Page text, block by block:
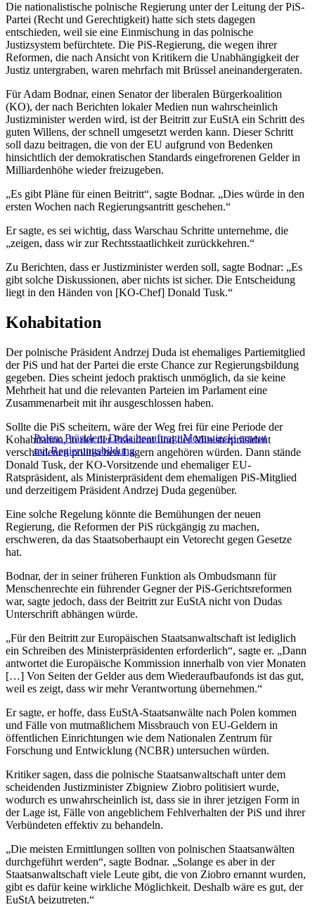
Die nationalistische polnische Regierung unter der Leitung der PiS-
Partei (Recht und Gerechtigkeit) hatte sich stets dagegen
entschieden, weil sie eine Einmischung in das polnische
Justizsystem befürchtete. Die PiS-Regierung, die wegen ihrer
Reformen, die nach Ansicht von Kritikern die Unabhängigkeit der
Justiz untergraben, waren mehrfach mit Brüssel aneinandergeraten.
Für Adam Bodnar, einen Senator der liberalen Bürgerkoalition
(KO), der nach Berichten lokaler Medien nun wahrscheinlich
Justizminister werden wird, ist der Beitritt zur EuStA ein Schritt des
guten Willens, der schnell umgesetzt werden kann. Dieser Schritt
soll dazu beitragen, die von der EU aufgrund von Bedenken
hinsichtlich der demokratischen Standards eingefrorenen Gelder in
Milliardenhöhe wieder freizugeben.
„Es gibt Pläne für einen Beitritt“, sagte Bodnar. „Dies würde in den
ersten Wochen nach Regierungsantritt geschehen.“
Er sagte, es sei wichtig, dass Warschau Schritte unternehme, die
„zeigen, dass wir zur Rechtsstaatlichkeit zurückkehren.“
Zu Berichten, dass er Justizminister werden soll, sagte Bodnar: „Es
gibt solche Diskussionen, aber nichts ist sicher. Die Entscheidung
liegt in den Händen von [KO-Chef] Donald Tusk.“
Kohabitation
Der polnische Präsident Andrzej Duda ist ehemaliges Partiemitglied
der PiS und hat der Partei die erste Chance zur Regierungsbildung
gegeben. Dies scheint jedoch praktisch unmöglich, da sie keine
Mehrheit hat und die relevanten Parteien im Parlament eine
Zusammenarbeit mit ihr ausgeschlossen haben.
Polen: Präsident Duda beauftragt Morawiecki erneut
mit Regierungsbildung
Sollte die PiS scheitern, wäre der Weg frei für eine Periode der
Kohabitation, in der der Präsident und der Ministerpräsident
verschiedenen politischen Lagern angehören würden. Dann stände
Donald Tusk, der KO-Vorsitzende und ehemaliger EU-
Ratspräsident, als Ministerpräsident dem ehemaligen PiS-Mitglied
und derzeitigem Präsident Andrzej Duda gegenüber.
Eine solche Regelung könnte die Bemühungen der neuen
Regierung, die Reformen der PiS rückgängig zu machen,
erschweren, da das Staatsoberhaupt ein Vetorecht gegen Gesetze
hat.
Bodnar, der in seiner früheren Funktion als Ombudsmann für
Menschenrechte ein führender Gegner der PiS-Gerichtsreformen
war, sagte jedoch, dass der Beitritt zur EuStA nicht von Dudas
Unterschrift abhängen würde.
„Für den Beitritt zur Europäischen Staatsanwaltschaft ist lediglich
ein Schreiben des Ministerpräsidenten erforderlich“, sagte er. „Dann
antwortet die Europäische Kommission innerhalb von vier Monaten
[…] Von Seiten der Gelder aus dem Wiederaufbaufonds ist das gut,
weil es zeigt, dass wir mehr Verantwortung übernehmen.“
Er sagte, er hoffe, dass EuStA-Staatsanwälte nach Polen kommen
und Fälle von mutmaßlichem Missbrauch von EU-Geldern in
öffentlichen Einrichtungen wie dem Nationalen Zentrum für
Forschung und Entwicklung (NCBR) untersuchen würden.
Kritiker sagen, dass die polnische Staatsanwaltschaft unter dem
scheidenden Justizminister Zbigniew Ziobro politisiert wurde,
wodurch es unwahrscheinlich ist, dass sie in ihrer jetzigen Form in
der Lage ist, Fälle von angeblichem Fehlverhalten der PiS und ihrer
Verbündeten effektiv zu behandeln.
„Die meisten Ermittlungen sollten von polnischen Staatsanwälten
durchgeführt werden“, sagte Bodnar. „Solange es aber in der
Staatsanwaltschaft viele Leute gibt, die von Ziobro ernannt wurden,
gibt es dafür keine wirkliche Möglichkeit. Deshalb wäre es gut, der
EuStA beizutreten.“